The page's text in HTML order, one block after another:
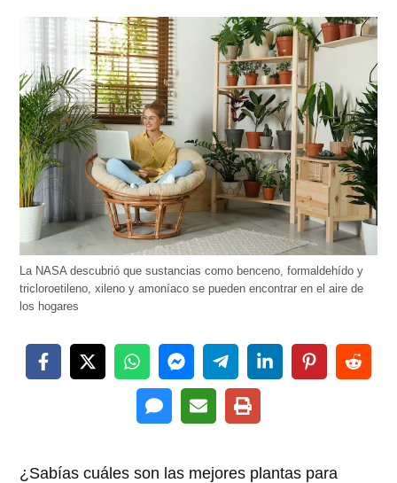
La NASA descubrió que sustancias como benceno, formaldehído y
tricloroetileno, xileno y amoníaco se pueden encontrar en el aire de
los hogares
¿Sabías cuáles son las mejores plantas para